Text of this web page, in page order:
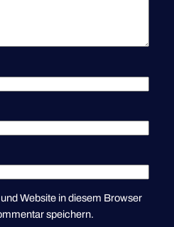
Website in diesem Browser
speichern.